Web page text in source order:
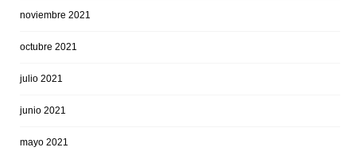
noviembre 2021
octubre 2021
julio 2021
junio 2021
mayo 2021